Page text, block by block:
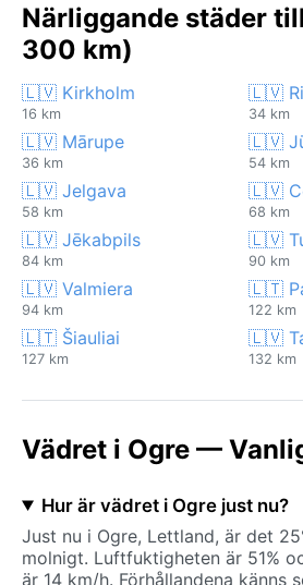
Närliggande städer
300 km)
🇱🇻 Kirkholm
16 km
🇱🇻
34 km
🇱🇻 Mārupe
36 km
🇱🇻
54 km
🇱🇻 Jelgava
58 km
🇱🇻
68 km
🇱🇻 Jēkabpils
84 km
🇱🇻
90 km
🇱🇻 Valmiera
94 km
🇱🇹
122 km
🇱🇹 Šiauliai
127 km
🇱🇻
132 km
Vädret i Ogre —
Hur är vädret i Ogre just nu?
Just nu i Ogre, Lettland, är det
molnigt. Luftfuktigheten är 51%
är 14 km/h. Förhållandena känns